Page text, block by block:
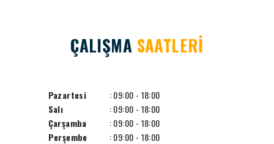
ÇALIŞMA SAATLERİ
Pazartesi
: 09:00 - 18:00
Salı
: 09:00 - 18:00
Çarşamba
: 09:00 - 18:00
Perşembe
: 09:00 - 18:00